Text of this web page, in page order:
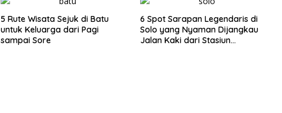
5 Rute Wisata Sejuk di Batu
untuk Keluarga dari Pagi
sampai Sore
6 Spot Sarapan Legendaris di
Solo yang Nyaman Dijangkau
Jalan Kaki dari Stasiun